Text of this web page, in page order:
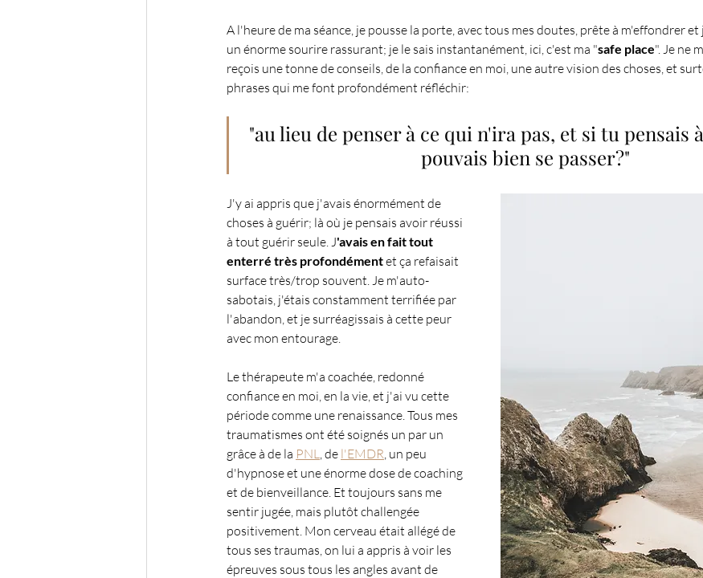
A l'heure de ma séance, je pousse la porte, avec tous mes doutes, prête à m'effondrer
un énorme sourire rassurant; je le sais instantanément, ici, c'est ma "safe place". Je ne
reçois une tonne de conseils, de la confiance en moi, une autre vision des choses, et
phrases qui me font profondément réfléchir:
pouvais bien se passer?"
J'y ai appris que j'avais énormément de
choses à guérir; là où je pensais avoir réussi
à tout guérir seule. J'avais en fait tout
enterré très profondément et ça refaisait
surface très/trop souvent. Je m'auto-
sabotais, j'étais constamment terrifiée par
l'abandon, et je surréagissais à cette peur
avec mon entourage.
Le thérapeute m'a coachée, redonné
confiance en moi, en la vie, et j'ai vu cette
période comme une renaissance. Tous mes
traumatismes ont été soignés un par un
grâce à de la PNL , de l'EMDR un peu
d'hypnose et une énorme dose de coaching
et de bienveillance. Et toujours sans me
sentir jugée, mais plutôt challengée
positivement. Mon cerveau était allégé de
tous ses traumas, on lui a appris à voir les
épreuves sous tous les angles avant de